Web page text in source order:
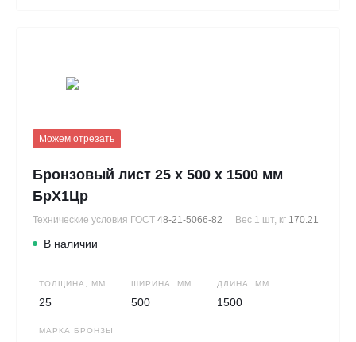
Можем отрезать
Бронзовый лист 25 х 500 х 1500 мм
БрХ1Цр
Технические условия ГОСТ 48-21-5066-82 Вес 1 шт, кг 170.21
В наличии
ТОЛЩИНА, ММ
25
ШИРИНА, ММ
500
ДЛИНА, ММ
1500
МАРКА БРОНЗЫ